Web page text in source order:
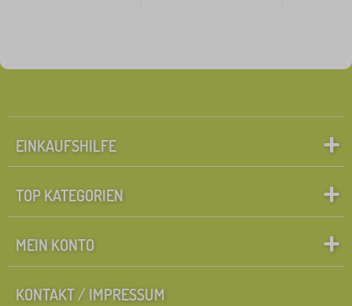
EINKAUFSHILFE
TOP KATEGORIEN
MEIN KONTO
KONTAKT / IMPRESSUM